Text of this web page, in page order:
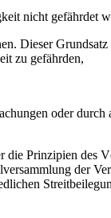
nicht gefährdet
Dieser
zu gefährden,
oder
Prinzipien des
der